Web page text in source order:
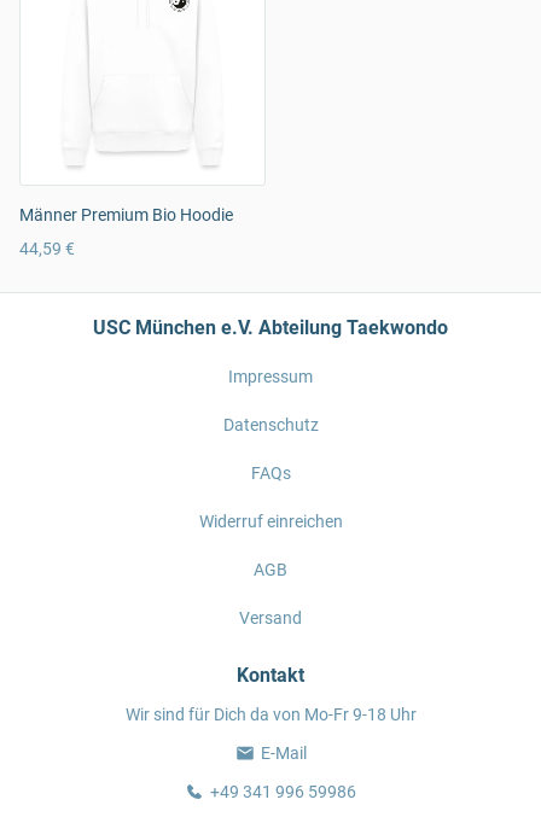
Männer Premium Bio Hoodie
44,59 €
USC München e.V. Abteilung Taekwondo
Impressum
Datenschutz
FAQs
Widerruf einreichen
AGB
Versand
Kontakt
Wir sind für Dich da von Mo-Fr 9-18 Uhr
E-Mail
+49 341 996 59986